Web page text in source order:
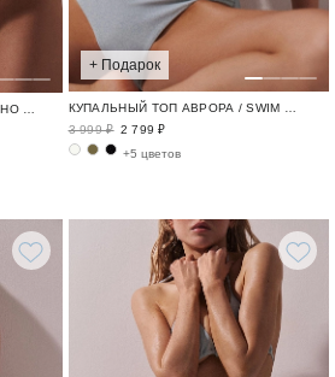
+ Подарок
3 999 ₽ 2 799 ₽
+5 цветов